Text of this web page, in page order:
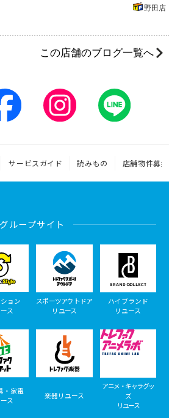
野田店
この店舗のブログ一覧へ
サービスガイド 読みもの 店舗物件募集
グループサイト
ョン
ス
スポーツアウトドア
リユース
ハイブランド
リユース
・家電
ス
楽器リユース
アニメ・キャラグッ
ズ
リユース